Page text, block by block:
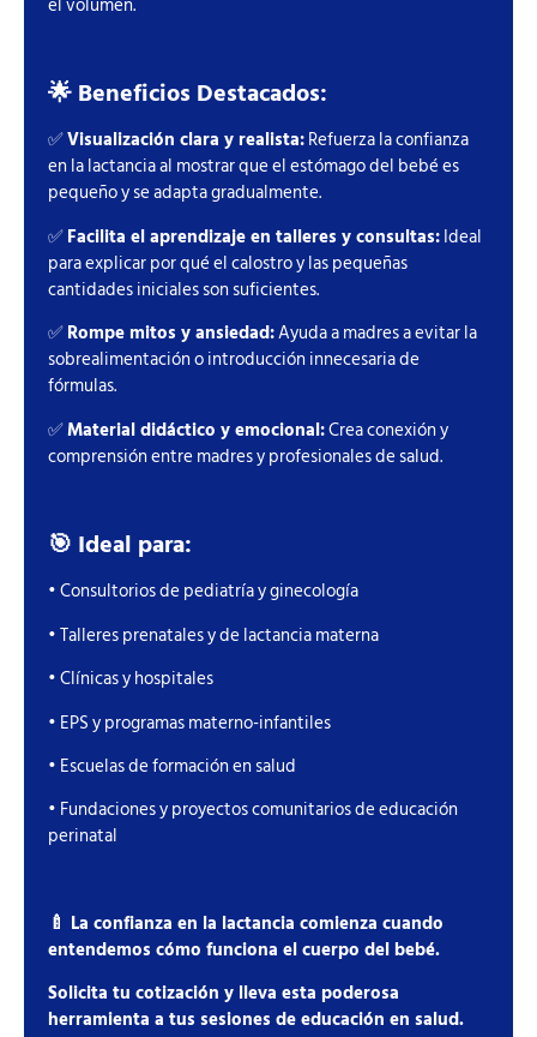
🌟 Beneficios Destacados:
✅Visualización clara y realista:Refuerza la confianza
en la lactancia al mostrar que el estómago del bebé es
pequeño y se adapta gradualmente.
✅Facilita el aprendizaje en talleres y consultas:Ideal
para explicar por qué el calostro y las pequeñas
cantidades iniciales son suficientes.
✅Rompe mitos y ansiedad:Ayuda a madres a evitar la
sobrealimentación o introducción innecesaria de
fórmulas.
✅Material didáctico y emocional:Crea conexión y
comprensión entre madres y profesionales de salud.
🎯 Ideal para:
• Consultorios de pediatría y ginecología
• Talleres prenatales y de lactancia materna
• Clínicas y hospitales
• EPS y programas materno-infantiles
• Escuelas de formación en salud
• Fundaciones y proyectos comunitarios de educación
perinatal
🍼 La confianza en la lactancia comienza cuando
entendemos cómo funciona el cuerpo del bebé.
Solicita tu cotización y lleva esta poderosa
herramienta a tus sesiones de educación en salud.